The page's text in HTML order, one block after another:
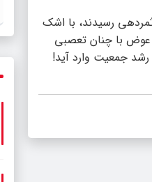
رسیدند، با اشک
عوض با چنان تعصبی
رشد جمعیت وارد آید!